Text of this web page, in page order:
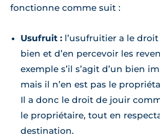
fonctionne comme suit :
Usufruit : l’usufruitier a le
bien et d’en percevoir les
exemple s’il s’agit d’un bien
mais il n’en est pas le
Il a donc le droit de jouir
le propriétaire, tout en
destination.